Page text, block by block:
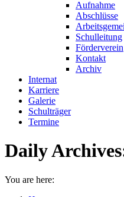
Aufnahme
Abschlüsse
Schulleitung
Förderverein
Kontakt
Archiv
Internat
Karriere
Galerie
Schulträger
Termine
Daily
You are here: